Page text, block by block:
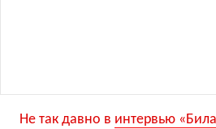
Не так давно в интервью «